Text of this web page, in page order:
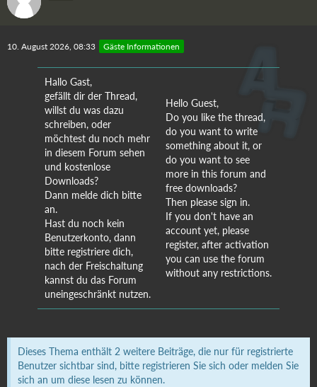
10. August 2026, 08:33 Gäste Informationen
Hallo Gast,
gefällt dir der Thread,
willst du was dazu
schreiben, oder
möchtest du noch mehr
in diesem Forum sehen
und kostenlose
Downloads?
Dann melde dich bitte
an.
Hast du noch kein
Benutzerkonto, dann
bitte registriere dich,
nach der Freischaltung
kannst du das Forum
uneingeschränkt nutzen.
Hello Guest,
Do you like the thread,
do you want to write
something about it, or
do you want to see
more in this forum and
free downloads?
Then please sign in.
If you don't have an
account yet, please
register, after activation
you can use the forum
without any restrictions.
Dieses Thema enthält 2 weitere Beiträge, die nur für registrierte
Benutzer sichtbar sind, bitte registrieren Sie sich oder melden Sie
sich an um diese lesen zu können.